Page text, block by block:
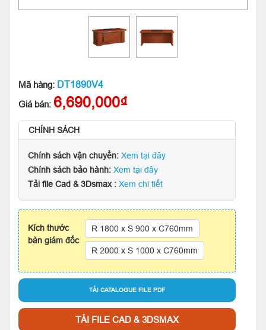
Mã hàng: DT1890V4
Giá bán: 6,690,000₫
CHÍNH SÁCH
Chính sách vận chuyển: Xem tại đây
Chính sách bảo hành: Xem tại đây
Tải file Cad & 3Dsmax : Xem chi tiết
Kích thước
bàn giám đốc
R 1800 x S 900 x C760mm
R 2000 x S 1000 x C760mm
TẢI CATALOGUE FILE PDF
TẢI FILE CAD & 3DSMAX